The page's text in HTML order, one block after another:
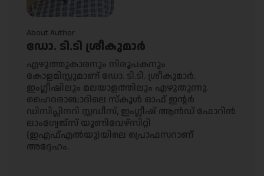
About Author
ഡോ. ടി.ടി ശ്രീകുമാർ
എഴുത്തുകാരനും നിരൂപകനും
കോളമിസ്റ്റുമാണ് ഡോ. ടി.ടി. ശ്രീകുമാർ.
ഇംഗ്ലീഷിലും മലയാളത്തിലും എഴുതുന്നു.
ഹൈദരാബാദിലെ സ്കൂൾ ഓഫ് ഇന്റർ
ഡിസിപ്ലിനറി സ്റ്റഡീസ്, ഇംഗ്ലീഷ് ആൻഡ് ഫോറിൻ
ലാംഗ്വേജ്സ് യൂണിവേഴ്സിറ്റി
(ഇഎഫ്എൽയു)യിലെ പ്രൊഫസറാണ്
അദ്ദേഹം.